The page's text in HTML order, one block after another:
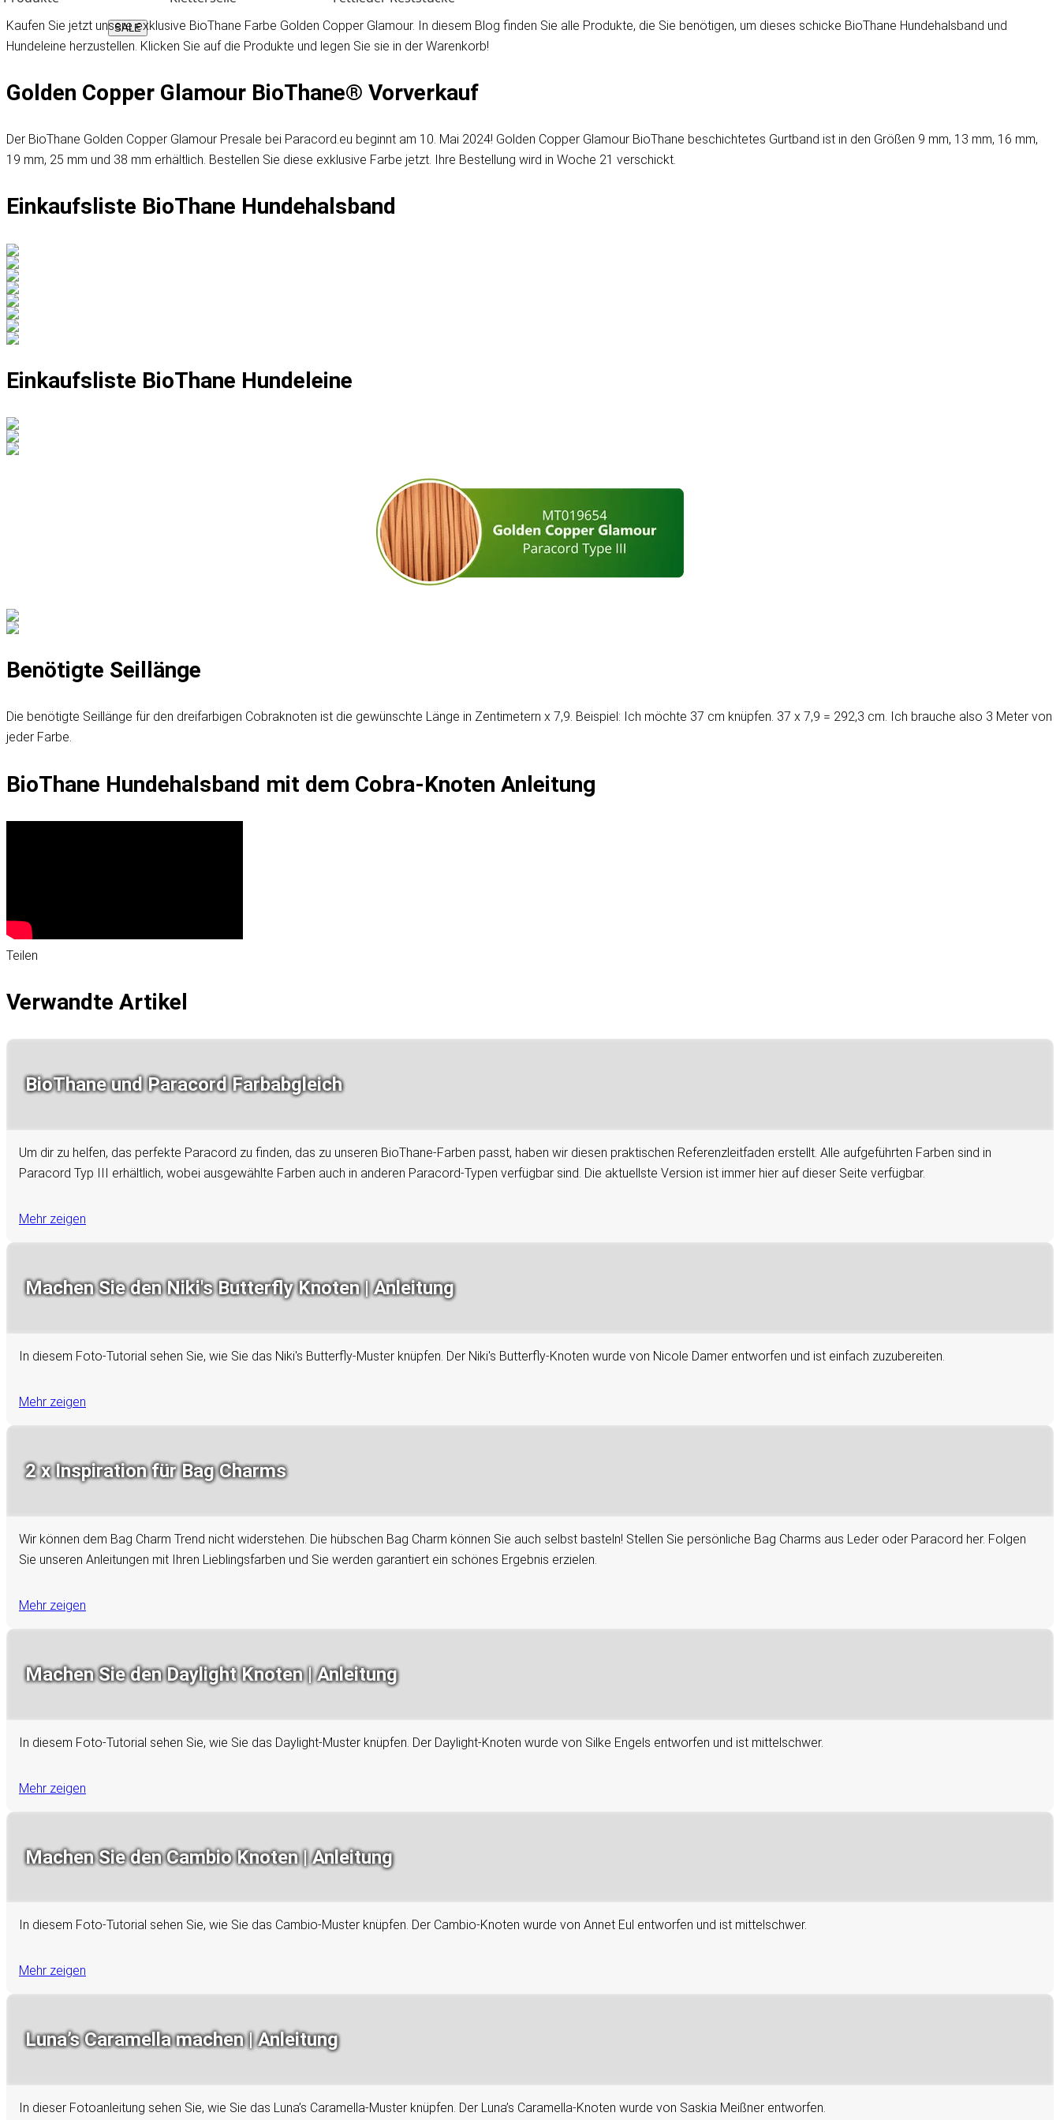
SALE
Kaufen Sie jetzt unsere exklusive BioThane Farbe Golden Copper Glamour. In diesem Blog finden Sie alle Produkte, die Sie benötigen, um dieses schicke BioThane Hundehalsband und
Hundeleine herzustellen. Klicken Sie auf die Produkte und legen Sie sie in der Warenkorb!
Golden Copper Glamour BioThane® Vorverkauf
Der BioThane Golden Copper Glamour Presale bei Paracord.eu beginnt am 10. Mai 2024! Golden Copper Glamour BioThane beschichtetes Gurtband ist in den Größen 9 mm, 13 mm, 16 mm,
19 mm, 25 mm und 38 mm erhältlich. Bestellen Sie diese exklusive Farbe jetzt. Ihre Bestellung wird in Woche 21 verschickt.
Einkaufsliste BioThane Hundehalsband
Einkaufsliste BioThane Hundeleine
Benötigte Seillänge
Die benötigte Seillänge für den dreifarbigen Cobraknoten ist die gewünschte Länge in Zentimetern x 7,9. Beispiel: Ich möchte 37 cm knüpfen. 37 x 7,9 = 292,3 cm. Ich brauche also 3 Meter von
jeder Farbe.
BioThane Hundehalsband mit dem Cobra-Knoten Anleitung
Teilen
Verwandte Artikel
BioThane und Paracord Farbabgleich
Um dir zu helfen, das perfekte Paracord zu finden, das zu unseren BioThane-Farben passt, haben wir diesen praktischen Referenzleitfaden erstellt. Alle aufgeführten Farben sind in
Paracord Typ III erhältlich, wobei ausgewählte Farben auch in anderen Paracord-Typen verfügbar sind. Die aktuellste Version ist immer hier auf dieser Seite verfügbar.
Mehr zeigen
Machen Sie den Niki's Butterfly Knoten | Anleitung
In diesem Foto-Tutorial sehen Sie, wie Sie das Niki's Butterfly-Muster knüpfen. Der Niki's Butterfly-Knoten wurde von Nicole Damer entworfen und ist einfach zuzubereiten.
Mehr zeigen
2 x Inspiration für Bag Charms
Wir können dem Bag Charm Trend nicht widerstehen. Die hübschen Bag Charm können Sie auch selbst basteln! Stellen Sie persönliche Bag Charms aus Leder oder Paracord her. Folgen
Sie unseren Anleitungen mit Ihren Lieblingsfarben und Sie werden garantiert ein schönes Ergebnis erzielen.
Mehr zeigen
Machen Sie den Daylight Knoten | Anleitung
In diesem Foto-Tutorial sehen Sie, wie Sie das Daylight-Muster knüpfen. Der Daylight-Knoten wurde von Silke Engels entworfen und ist mittelschwer.
Mehr zeigen
Machen Sie den Cambio Knoten | Anleitung
In diesem Foto-Tutorial sehen Sie, wie Sie das Cambio-Muster knüpfen. Der Cambio-Knoten wurde von Annet Eul entworfen und ist mittelschwer.
Mehr zeigen
Luna’s Caramella machen | Anleitung
In dieser Fotoanleitung sehen Sie, wie Sie das Luna’s Caramella-Muster knüpfen. Der Luna’s Caramella-Knoten wurde von Saskia Meißner entworfen.